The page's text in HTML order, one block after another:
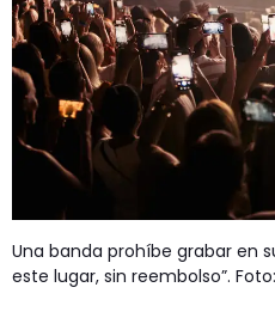
ENTRETENIMIENTO
CONTACTO
Una banda prohíbe grabar en
este lugar, sin reembolso”. Foto: